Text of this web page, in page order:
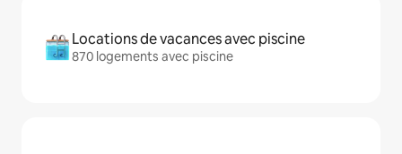
Locations de vacances avec piscine
870 logements avec piscine